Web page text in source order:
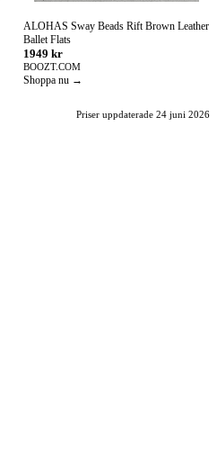
ALOHAS Sway Beads Rift Brown Leather
Ballet Flats
1949 kr
BOOZT.COM
Shoppa nu →
Priser uppdaterade 24 juni 2026